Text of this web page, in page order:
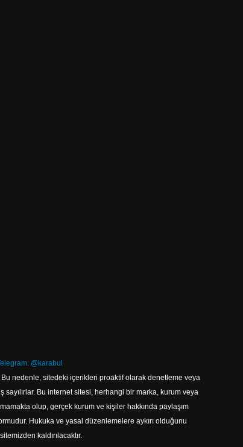
@karabul
Bu nedenle, sitedeki içerikleri proaktif olarak denetleme veya
Bu internet sitesi, herhangi bir marka, kurum veya
olup, gerçek kurum ve kişiler hakkında paylaşım
Hukuka ve yasal düzenlemelere aykırı olduğunu
kaldırılacaktır.